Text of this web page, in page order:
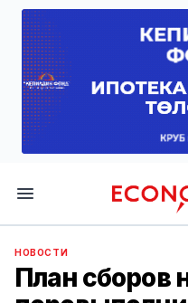
НОВОСТИ
План сборов